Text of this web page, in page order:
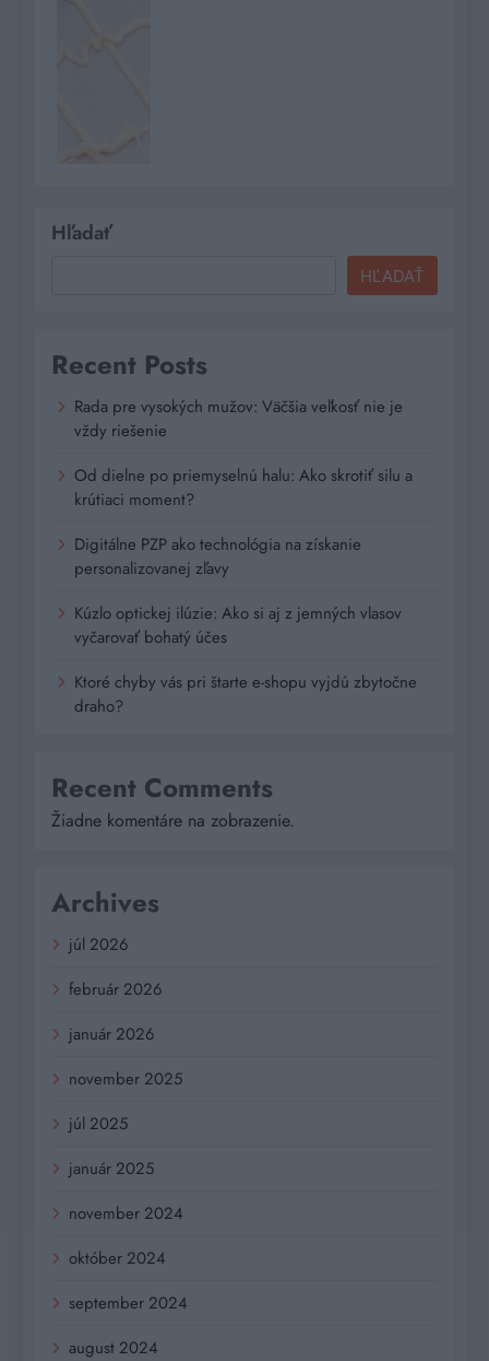
Hľadať
HĽADAŤ
Recent Posts
Rada pre vysokých mužov: Väčšia veľkosť nie je
vždy riešenie
Od dielne po priemyselnú halu: Ako skrotiť silu a
krútiaci moment?
Digitálne PZP ako technológia na získanie
personalizovanej zľavy
Kúzlo optickej ilúzie: Ako si aj z jemných vlasov
vyčarovať bohatý účes
Ktoré chyby vás pri štarte e-shopu vyjdú zbytočne
draho?
Recent Comments
Žiadne komentáre na zobrazenie.
Archives
júl 2026
február 2026
január 2026
november 2025
júl 2025
január 2025
november 2024
október 2024
september 2024
august 2024